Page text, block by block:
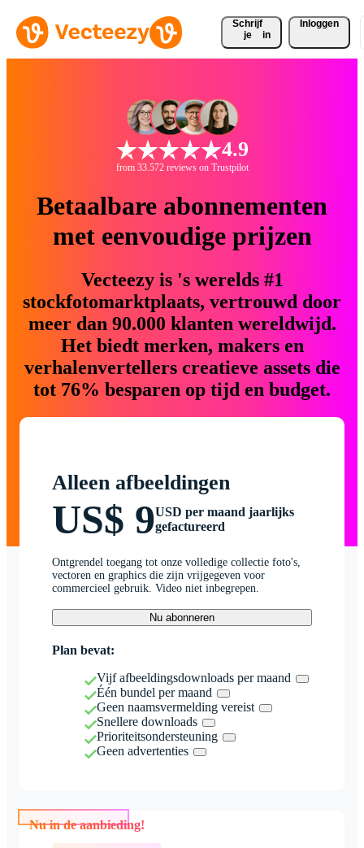
Schrijf
je
in
Inloggen
4.9
from 33.572 reviews on Trustpilot
Betaalbare abonnementen
met eenvoudige prijzen
Vecteezy is 's werelds #1
stockfotomarktplaats, vertrouwd door
meer dan 90.000 klanten wereldwijd.
Het biedt merken, makers en
verhalenvertellers creatieve assets die
tot 76% besparen op tijd en budget.
Alleen afbeeldingen
US$ 9USD per maand jaarlijks
gefactureerd
Ontgrendel toegang tot onze volledige collectie foto's,
vectoren en graphics die zijn vrijgegeven voor
commercieel gebruik. Video niet inbegrepen.
Nu abonneren
Plan bevat:
Vijf afbeeldingsdownloads per maand
Één bundel per maand
Geen naamsvermelding vereist
Snellere downloads
Prioriteitsondersteuning
Geen advertenties
Nu in de aanbieding!